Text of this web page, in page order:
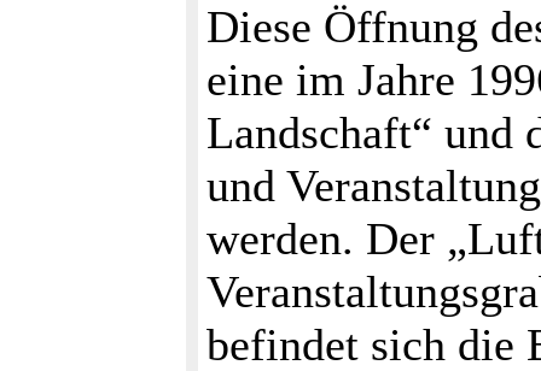
Diese Öffnung
eine im Jahre
Landschaft“ und
und
werden. Der
befindet sich die